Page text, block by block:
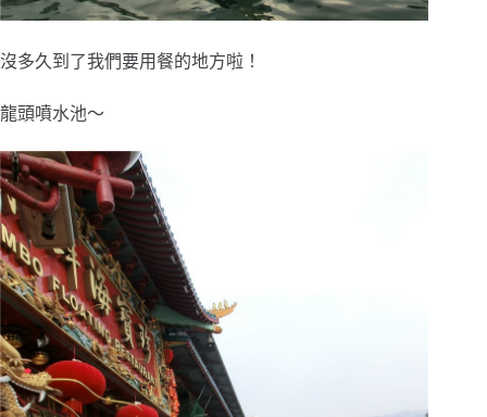
沒多久到了我們要用餐的地方啦！
龍頭噴水池～